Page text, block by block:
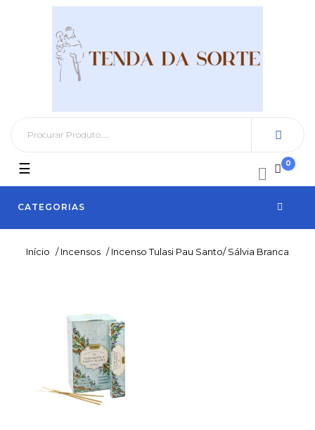
0

CATEGORIAS
Toggle
navigation
☰
Início / Incensos / Incenso Tulasi Pau Santo/ Sálvia Branca